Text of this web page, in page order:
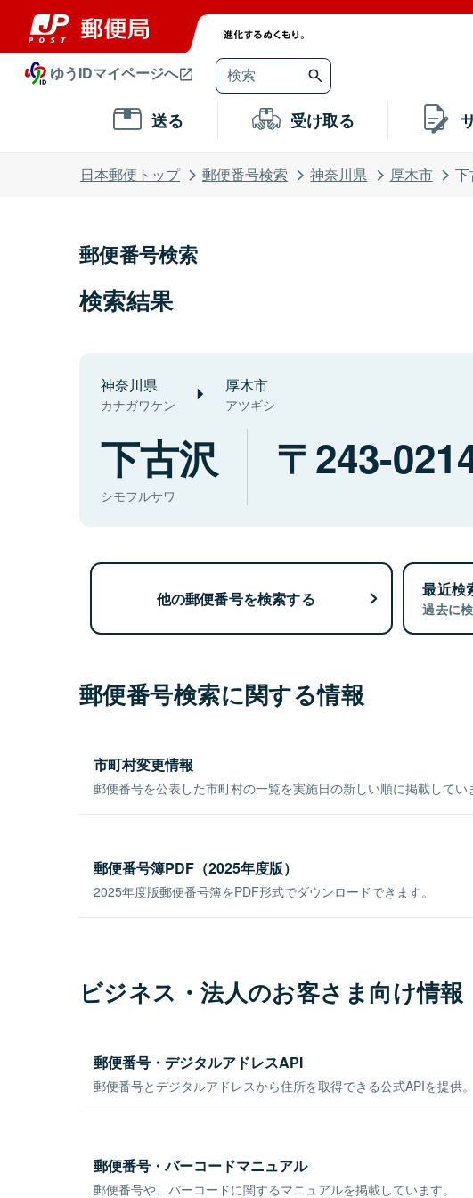
ゆうIDマイページへ
送る 受け取る
日本郵便トップ 郵便番号検索 神奈川県 厚木市 下
郵便番号検索
検索結果
神奈川県
カナガワケン
厚木市
アツギシ
下古沢
シモフルサワ
243-
他の郵便番号を検索する 最近検
過去に
郵便番号検索に関する情報
市町村変更情報
郵便番号を公表した市町村の一覧を実施日の新しい順に掲載してい
郵便番号簿PDF（2025年度版）
2025年度版郵便番号簿をPDF形式でダウンロードできます。
ビジネス・法人のお客さま向け情報
郵便番号・デジタルアドレスAPI
郵便番号とデジタルアドレスから住所を取得できる公式APIを提供。
郵便番号・バーコードマニュアル
郵便番号や、バーコードに関するマニュアルを掲載しています。